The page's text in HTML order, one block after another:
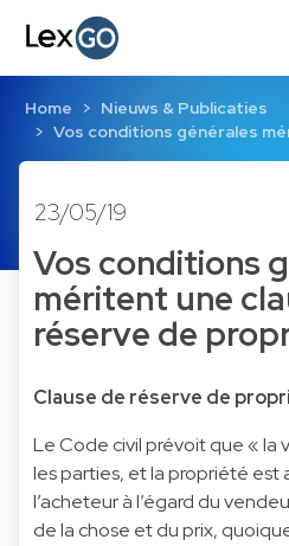
Home
Nieuws & Publicaties
Vos conditions générales
23/05/19
Vos conditions
méritent une
réserve de
Clause de réserve de
Le Code civil prévoit que «
les parties, et la propriété est
l’acheteur à l’égard du
de la chose et du prix,